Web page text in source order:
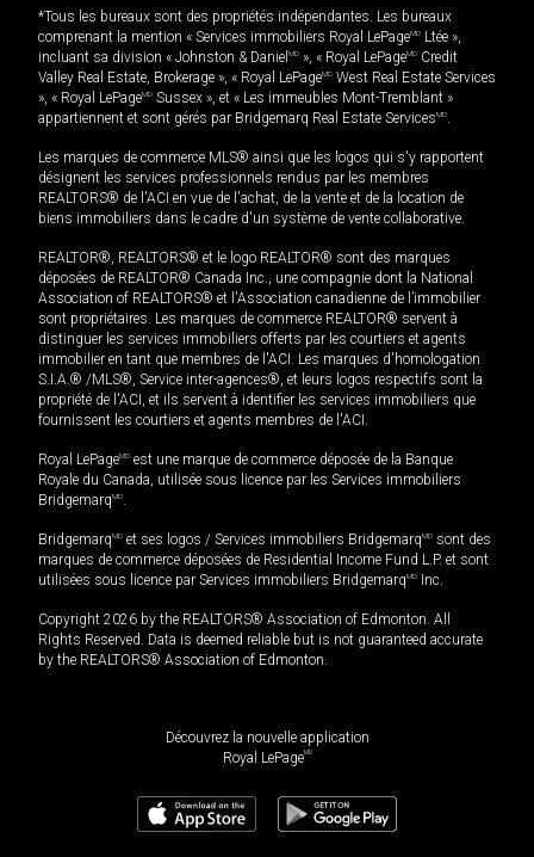
*Tous les bureaux sont des propriétés indépendantes. Les bureaux
comprenant la mention « Services immobiliers Royal LePageMD Ltée »,
incluant sa division « Johnston & Daniel MD », « Royal LePageMD Credit
Valley Real Estate, Brokerage », « Royal LePageMD West Real Estate Services
», « Royal LePageMD Sussex », et « Les immeubles Mont-Tremblant »
appartiennent et sont gérés par Bridgemarq Real Estate ServicesMD.
Les marques de commerce MLS® ainsi que les logos qui s'y rapportent
désignent les services professionnels rendus par les membres
REALTORS® de l'ACI en vue de l'achat, de la vente et de la location de
biens immobiliers dans le cadre d'un système de vente collaborative.
REALTOR®, REALTORS® et le logo REALTOR® sont des marques
déposées de REALTOR® Canada Inc., une compagnie dont la National
Association of REALTORS® et l'Association canadienne de l’immobilier
sont propriétaires. Les marques de commerce REALTOR® servent à
distinguer les services immobiliers offerts par les courtiers et agents
immobilier en tant que membres de l'ACI. Les marques d'homologation
S.I.A.® /MLS®, Service inter-agences®, et leurs logos respectifs sont la
propriété de l'ACI, et ils servent à identifier les services immobiliers que
fournissent les courtiers et agents membres de l'ACI.
Royal LePageMD est une marque de commerce déposée de la Banque
Royale du Canada, utilisée sous licence par les Services immobiliers
BridgemarqMD.
BridgemarqMD et ses logos / Services immobiliers BridgemarqMD sont des
marques de commerce déposées de Residential Income Fund L.P. et sont
utilisées sous licence par Services immobiliers BridgemarqMD Inc.
Copyright 2026 by the REALTORS® Association of Edmonton. All
Rights Reserved. Data is deemed reliable but is not guaranteed accurate
by the REALTORS® Association of Edmonton.
Découvrez la nouvelle application
Royal LePageMD